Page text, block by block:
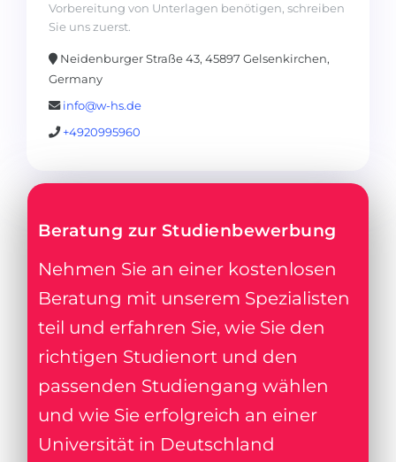
Vorbereitung von Unterlagen benötigen, schreiben
Sie uns zuerst.
Neidenburger Straße 43, 45897 Gelsenkirchen,
Germany
info@w-hs.de
+4920995960
Beratung zur Studienbewerbung
Nehmen Sie an einer kostenlosen
Beratung mit unserem Spezialisten
teil und erfahren Sie, wie Sie den
richtigen Studienort und den
passenden Studiengang wählen
und wie Sie erfolgreich an einer
Universität in Deutschland